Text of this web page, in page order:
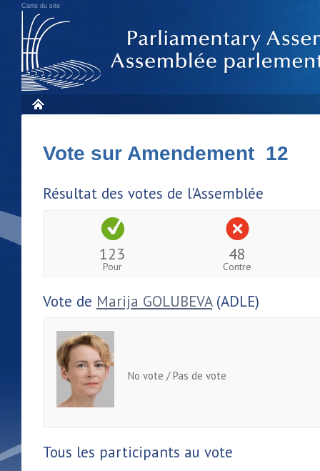
Carte du site
Vote sur Amendement 12
Résultat des votes de l'Assemblée
123
Pour
48
Contre
Vote de Marija GOLUBEVA(ADLE)
No vote / Pas de vote
Tous les participants au vote